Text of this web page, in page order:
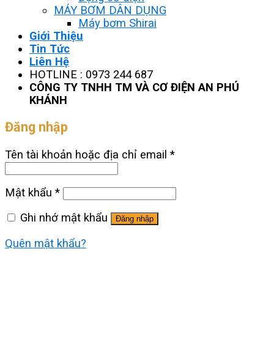
MÁY BƠM DÂN DỤNG
Máy bơm Shirai
Giới Thiệu
Tin Tức
Liên Hệ
HOTLINE : 0973 244 687
CÔNG TY TNHH TM VÀ CƠ ĐIỆN AN PHÚ
KHÁNH
Đăng nhập
Tên tài khoản hoặc địa chỉ email *
Mật khẩu *
Ghi nhớ mật khẩu
Đăng nhập
Quên mật khẩu?